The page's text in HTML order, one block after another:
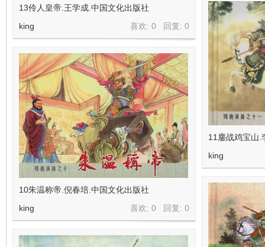
13伶人皇帝.王学成.中国文化出版社
喜欢: 0 回复: 0
king
11鏖战鸡宝山.
king
10朱温称帝.倪春培.中国文化出版社
喜欢: 0 回复: 0
king